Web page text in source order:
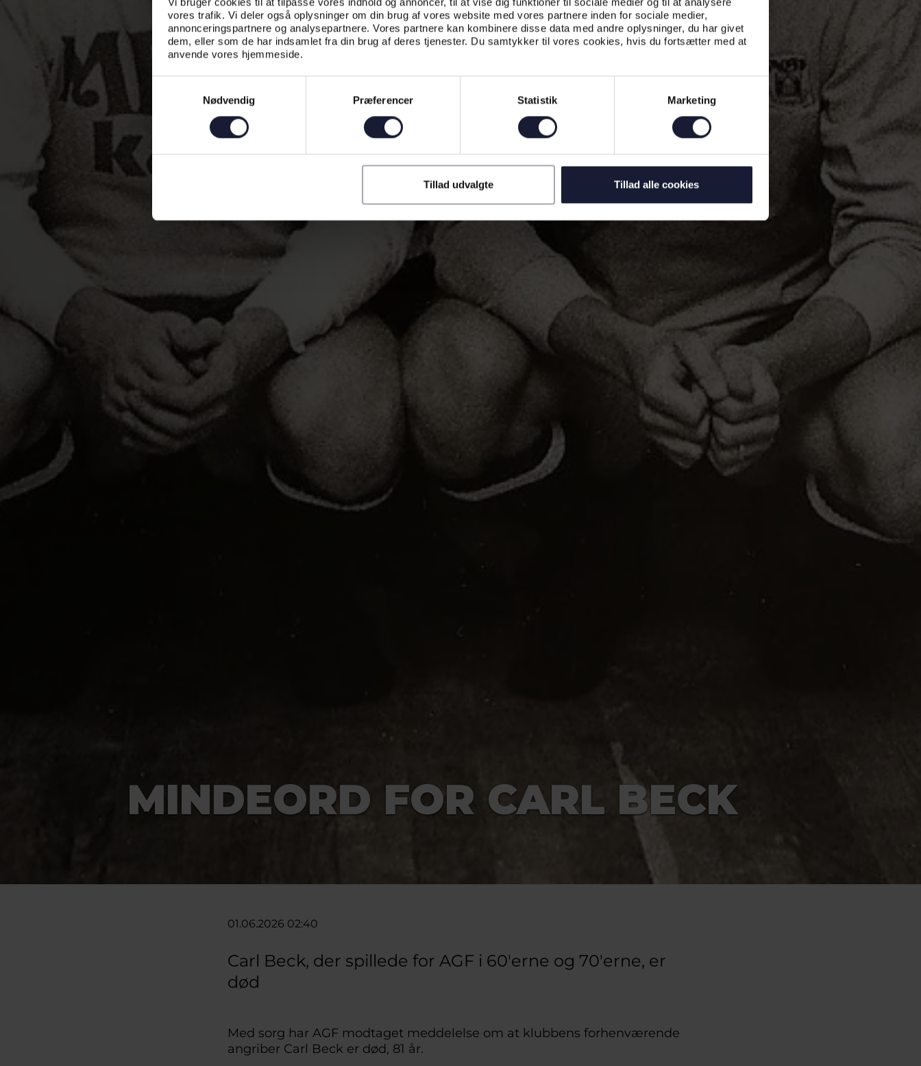
vores trafik. Vi deler også oplysninger om din brug af vores website med vores partnere inden for sociale medier,
annonceringspartnere og analysepartnere. Vores partnere kan kombinere disse data med andre oplysninger, du har givet
dem, eller som de har indsamlet fra din brug af deres tjenester. Du samtykker til vores cookies, hvis du fortsætter med at
anvende vores hjemmeside.
Nødvendig
Præferencer Statistik Marketing
Tillad udvalgte Tillad alle cookies
MINDEORD FOR CARL BECK
01.06.2026 02:40
Carl Beck, der spillede for AGF i 60'erne og 70'erne, er
død
Med sorg har AGF modtaget meddelelse om at klubbens forhenværende
angriber Carl Beck er død, 81 år.